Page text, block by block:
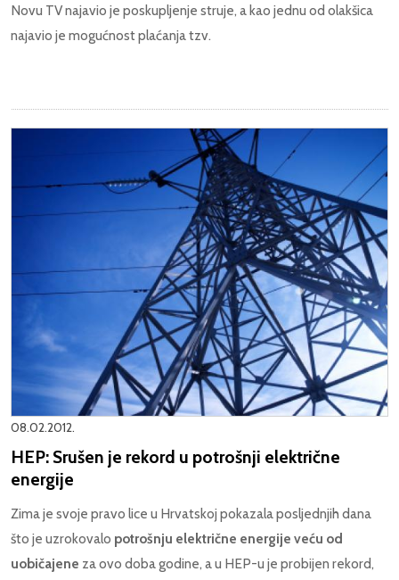
Novu TV najavio je poskupljenje struje, a kao jednu od olakšica
najavio je mogućnost plaćanja tzv.
08.02.2012.
HEP: Srušen je rekord u potrošnji električne
energije
Zima je svoje pravo lice u Hrvatskoj pokazala posljednjih dana
što je uzrokovalo potrošnju električne energije veću od
uobičajene za ovo doba godine, a u HEP-u je probijen rekord,